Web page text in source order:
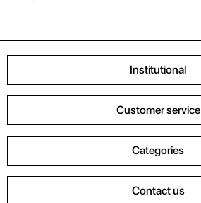
Institutional
Customer service
Categories
Contact us